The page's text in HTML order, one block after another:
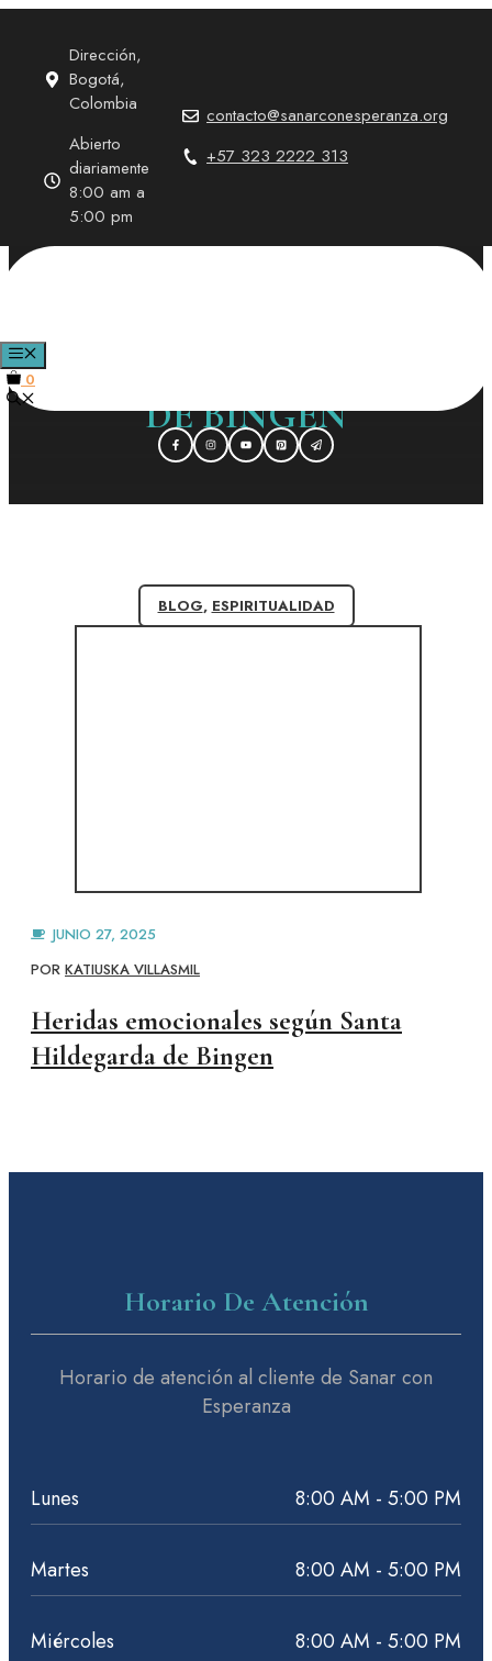
contenido
Dirección,
Bogotá,
Colombia
Abierto
diariamente
8:00 am a
5:00 pm
contacto@sanarconesperanza.org
+57 323 2222 313
0
DE BINGEN
BLOG, ESPIRITUALIDAD
JUNIO 27, 2025
POR KATIUSKA VILLASMIL
Heridas emocionales según Santa
Hildegarda de Bingen
Horario De Atención
Horario de atención al cliente de Sanar con
Esperanza
Lunes 8:00 AM - 5:00 PM
Martes 8:00 AM - 5:00 PM
Miércoles 8:00 AM - 5:00 PM